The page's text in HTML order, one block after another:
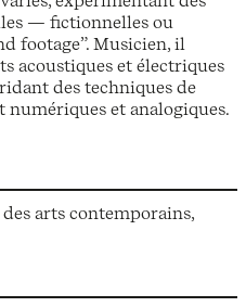
— fictionnelles ou
footage”. Musicien, il
acoustiques et électriques
des techniques de
et analogiques.
arts contemporains,